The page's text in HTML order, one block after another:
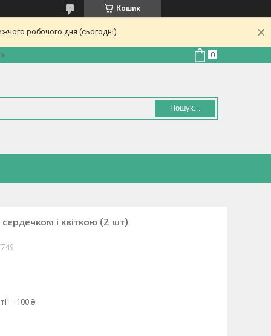
Кошик
робочого дня (сьогодні).
Пошук...
сердечком і квіткою (2 шт)
— 100 ₴